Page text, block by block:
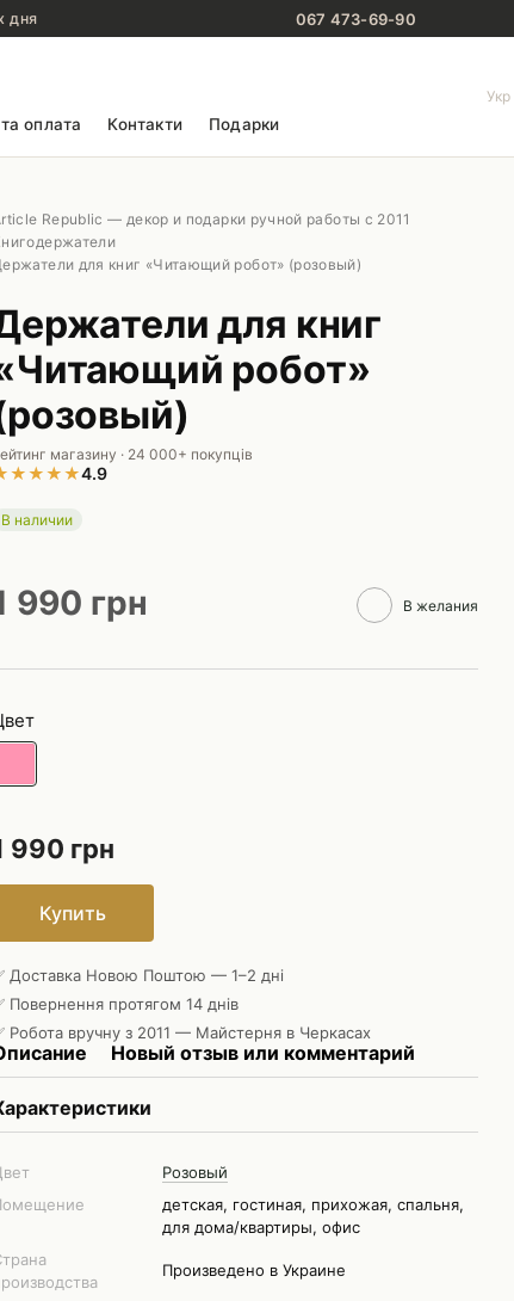
дня 067 473-69-90
оплата Контакти Подарки
Укр
Republic — декор и подарки ручной работы с 2011
для книг «Читающий робот» (розовый)
для книг
робот»
★★★★4.9
магазину · 24 000+ покупців
В наличии
990 грн В желания
990 грн
Купить
Доставка Новою Поштою — 1–2 дні
Повернення протягом 14 днів
Робота вручну з 2011 — Майстерня в Черкасах
Новый отзыв или комментарий
Розовый
детская, гостиная, прихожая, спальня,
для дома/квартиры, офис
Произведено в Украине